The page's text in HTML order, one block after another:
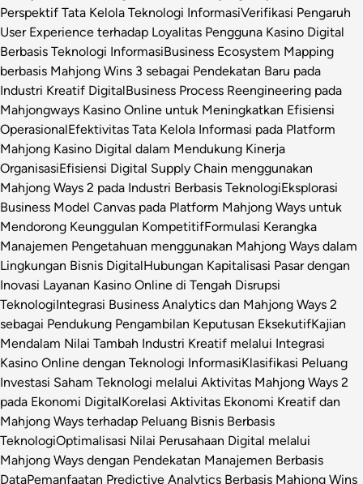
Perspektif Tata Kelola Teknologi InformasiVerifikasi Pengaruh
User Experience terhadap Loyalitas Pengguna Kasino Digital
Berbasis Teknologi InformasiBusiness Ecosystem Mapping
berbasis Mahjong Wins 3 sebagai Pendekatan Baru pada
Industri Kreatif DigitalBusiness Process Reengineering pada
Mahjongways Kasino Online untuk Meningkatkan Efisiensi
OperasionalEfektivitas Tata Kelola Informasi pada Platform
Mahjong Kasino Digital dalam Mendukung Kinerja
OrganisasiEfisiensi Digital Supply Chain menggunakan
Mahjong Ways 2 pada Industri Berbasis TeknologiEksplorasi
Business Model Canvas pada Platform Mahjong Ways untuk
Mendorong Keunggulan KompetitifFormulasi Kerangka
Manajemen Pengetahuan menggunakan Mahjong Ways dalam
Lingkungan Bisnis DigitalHubungan Kapitalisasi Pasar dengan
Inovasi Layanan Kasino Online di Tengah Disrupsi
TeknologiIntegrasi Business Analytics dan Mahjong Ways 2
sebagai Pendukung Pengambilan Keputusan EksekutifKajian
Mendalam Nilai Tambah Industri Kreatif melalui Integrasi
Kasino Online dengan Teknologi InformasiKlasifikasi Peluang
Investasi Saham Teknologi melalui Aktivitas Mahjong Ways 2
pada Ekonomi DigitalKorelasi Aktivitas Ekonomi Kreatif dan
Mahjong Ways terhadap Peluang Bisnis Berbasis
TeknologiOptimalisasi Nilai Perusahaan Digital melalui
Mahjong Ways dengan Pendekatan Manajemen Berbasis
DataPemanfaatan Predictive Analytics Berbasis Mahjong Wins